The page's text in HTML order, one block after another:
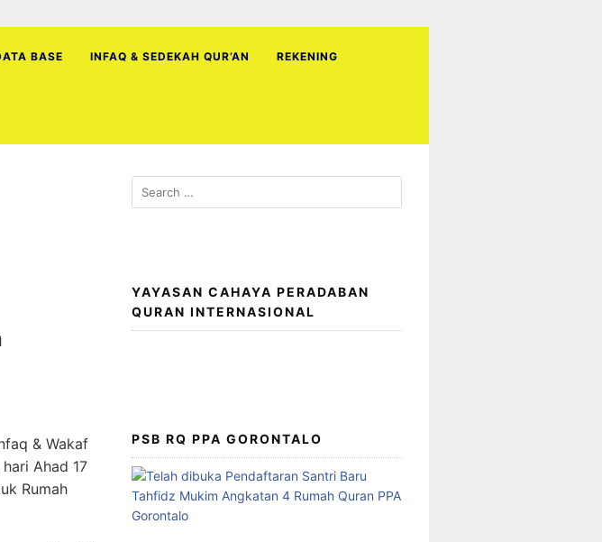
BASE INFAQ & SEDEKAH QUR’AN REKENING
& Wakaf
Ahad 17
Rumah
Search
for:
YAYASAN CAHAYA PERADABAN
QURAN INTERNASIONAL
PSB RQ PPA GORONTALO